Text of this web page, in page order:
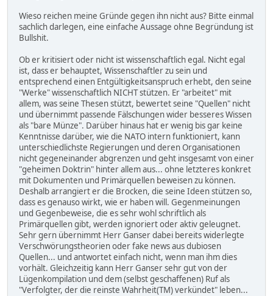
Wieso reichen meine Gründe gegen ihn nicht aus? Bitte einmal
sachlich darlegen, eine einfache Aussage ohne Begründung ist
Bullshit.
Ob er kritisiert oder nicht ist wissenschaftlich egal. Nicht egal
ist, dass er behauptet, Wissenschaftler zu sein und
entsprechend einen Entgültigkeitsanspruch erhebt, den seine
"Werke" wissenschaftlich NICHT stützen. Er "arbeitet" mit
allem, was seine Thesen stützt, bewertet seine "Quellen" nicht
und übernimmt passende Fälschungen wider besseres Wissen
als "bare Münze". Darüber hinaus hat er wenig bis gar keine
Kenntnisse darüber, wie die NATO intern funktioniert, kann
unterschiedlichste Regierungen und deren Organisationen
nicht gegeneinander abgrenzen und geht insgesamt von einer
"geheimen Doktrin" hinter allem aus... ohne letzteres konkret
mit Dokumenten und Primärquellen beweisen zu können.
Deshalb arrangiert er die Brocken, die seine Ideen stützen so,
dass es genauso wirkt, wie er haben will. Gegenmeinungen
und Gegenbeweise, die es sehr wohl schriftlich als
Primärquellen gibt, werden ignoriert oder aktiv geleugnet.
Sehr gern übernimmt Herr Ganser dabei bereits widerlegte
Verschwörungstheorien oder fake news aus dubiosen
Quellen... und antwortet einfach nicht, wenn man ihm dies
vorhält. Gleichzeitig kann Herr Ganser sehr gut von der
Lügenkompilation und dem (selbst geschaffenen) Ruf als
"Verfolgter, der die reinste Wahrheit(TM) verkündet" leben...